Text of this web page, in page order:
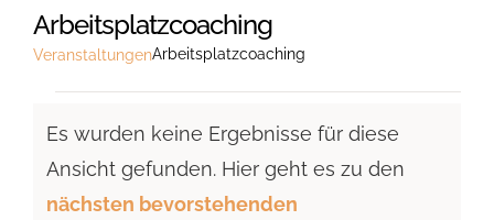
Arbeitsplatzcoaching
VeranstaltungenArbeitsplatzcoaching
Hinweis
Es wurden keine Ergebnisse für diese
Ansicht gefunden. Hier geht es zu den
nächsten bevorstehenden